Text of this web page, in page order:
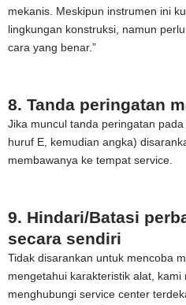
mekanis. Meskipun instrumen ini
lingkungan konstruksi, namun
cara yang benar.”
8. Tanda peringatan
Jika muncul tanda peringatan
huruf E, kemudian angka)
membawanya ke tempat service.
9. Hindari/Batasi
secara sendiri
Tidak disarankan untuk mencoba
mengetahui karakteristik alat,
menghubungi service center